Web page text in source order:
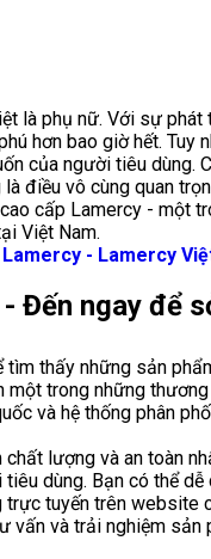
là phụ nữ. Với sự phát
hơn bao giờ hết. Tuy
của người tiêu dùng.
điều vô cùng quan
cấp Lamercy - một
Việt Nam.
- Lamercy
Đến ngay để
thấy những sản
một trong những
và hệ thống phân
lượng và an toàn
dùng. Bạn có thể dễ
trực tuyến trên website
vấn và trải nghiệm sản